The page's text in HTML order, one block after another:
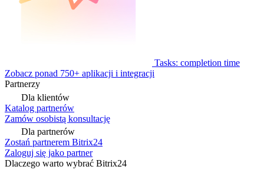
Tasks: completion time
Zobacz ponad 750+ aplikacji i integracji
Partnerzy
Dla klientów
Katalog partnerów
Zamów osobistą konsultację
Dla partnerów
Zostań partnerem Bitrix24
Zaloguj się jako partner
Dlaczego warto wybrać Bitrix24